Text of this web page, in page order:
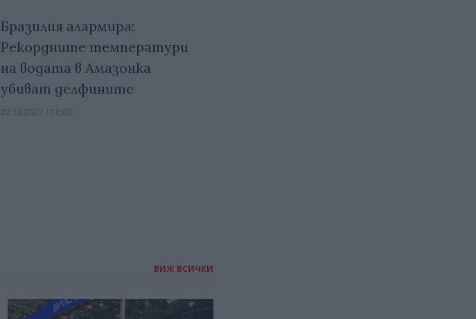
Бразилия алармира:
Рекордните температури
на водата в Амазонка
убиват делфините
02.10.2023 / 10:00
ВИЖ ВСИЧКИ